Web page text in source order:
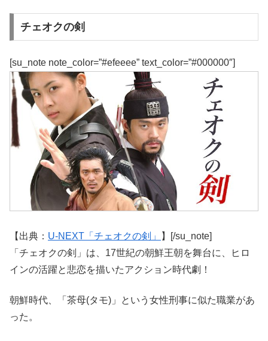
チェオクの剣
[su_note note_color=”#efeeee” text_color=”#000000″]
【出典： U-NEXT「チェオクの剣」
】[/su_note]
「チェオクの剣」は、17世紀の朝鮮王朝を舞台に、ヒロ
インの活躍と悲恋を描いたアクション時代劇！
朝鮮時代、「茶母(タモ)」という女性刑事に似た職業があ
った。